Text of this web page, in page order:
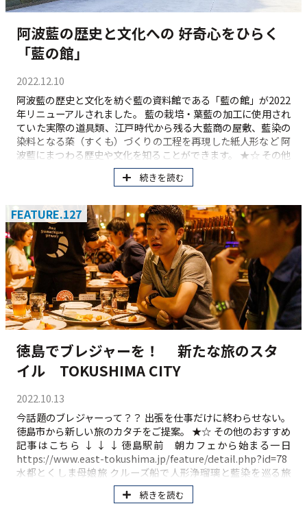
阿波藍の歴史と文化への 好奇心をひらく
「藍の館」
2022.12.10
阿波藍の歴史と文化を紡ぐ藍の資料館である「藍の館」が2022
年リニューアルされました。 藍の栽培・葉藍の加工に使用され
ていた実際の道具類、江戸時代から残る大藍商の屋敷、藍染の
染料となる蒅（すくも）づくりの工程を再現した紙人形など 阿
波藍にまつわる歴史や文化を知ることができます。 ★☆ その他
のおすすめ記事はこちら ↓ ↓ ↓ 「田中家住宅」 阿波の藍商人
の隆盛を今に伝える https://www.east-
シルとくしま https://www.east-
tokushima.jp/feature/detail.php?id=27
続きを読む
FEATURE.127
徳島でブレジャーを！ 新たな旅のスタ
イル TOKUSHIMA CITY
2022.10.13
今話題のブレジャーって？？ 出張を仕事だけに終わらせない。
徳島市から新しい旅のカタチをご提案。 ★☆ その他のおすすめ
記事はこちら ↓ ↓ ↓ 徳島駅前 朝カフェから始まる一日
https://www.east-tokushima.jp/feature/detail.php?id=78
水都とくしま母娘旅 クルーズ船で人形浄瑠璃と藍染を巡る旅
https://www.east-tokushima.jp/feature/detail.php?id=10
続きを読む